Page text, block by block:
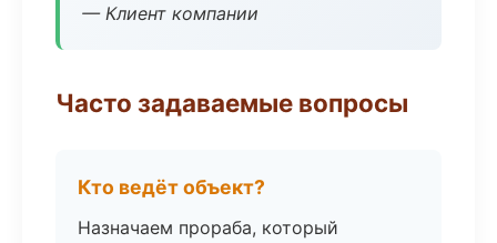
— Клиент компании
Часто задаваемые вопросы
Кто ведёт объект?
Назначаем прораба, который